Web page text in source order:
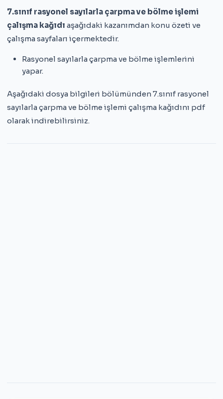
7.sınıf rasyonel sayılarla çarpma ve bölme işlemi
çalışma kağıdı aşağıdaki kazanımdan konu özeti ve
çalışma sayfaları içermektedir.
Rasyonel sayılarla çarpma ve bölme işlemlerini
yapar.
Aşağıdaki dosya bilgileri bölümünden 7.sınıf rasyonel
sayılarla çarpma ve bölme işlemi çalışma kağıdını pdf
olarak indirebilirsiniz.